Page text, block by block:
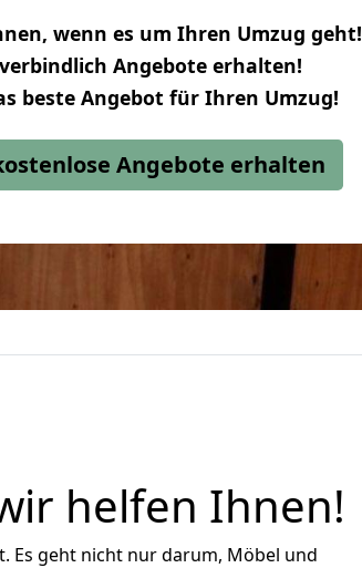
wenn es um Ihren Umzug geht!
Angebote erhalten!
beste Angebot für Ihren Umzug!
Angebote erhalten
helfen Ihnen!
Es geht nicht nur darum, Möbel und